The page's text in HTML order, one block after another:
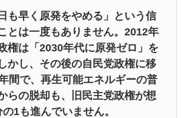
も早く原発をやめる」という信
とは一度もありません。2012年
権は「2030年代に原発ゼロ」を
かし、その後の自民党政権に移
間で、再生可能エネルギーの普
らの脱却も、旧民主党政権が想
1も進んでいません。